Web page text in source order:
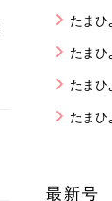
たまひ
たまひ
たまひ
たまひ
最新号